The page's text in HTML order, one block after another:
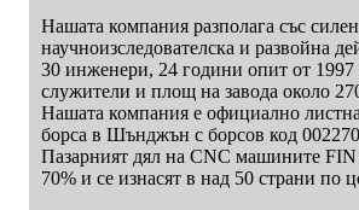
Нашата компания разполага със
научноизследователска и развойна
30 инженери, 24 години опит от 1997
служители и площ на завода около
Нашата компания е официално
борса в Шънджън с борсов код 002270
Пазарният дял на CNC машините
70% и се изнасят в над 50 страни по